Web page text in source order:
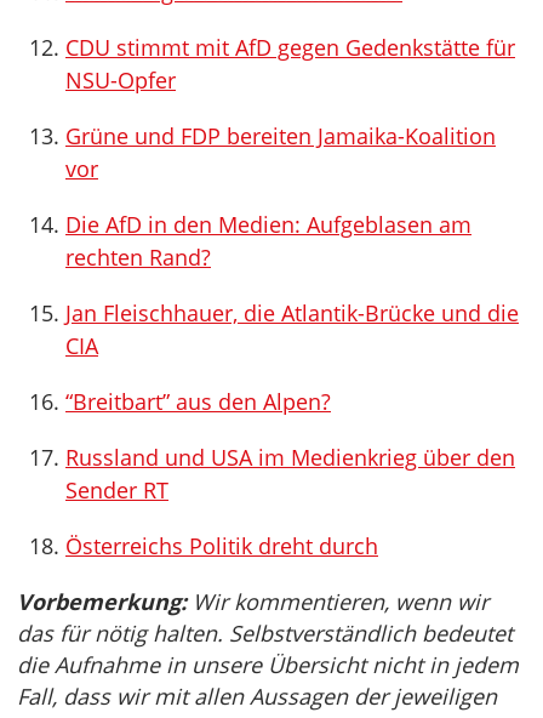
CDU stimmt mit AfD gegen Gedenkstätte für
NSU-Opfer
Grüne und FDP bereiten Jamaika-Koalition
vor
Die AfD in den Medien: Aufgeblasen am
rechten Rand?
Jan Fleischhauer, die Atlantik-Brücke und die
CIA
“Breitbart” aus den Alpen?
Russland und USA im Medienkrieg über den
Sender RT
Österreichs Politik dreht durch
Vorbemerkung:Wir kommentieren, wenn wir
das für nötig halten. Selbstverständlich bedeutet
die Aufnahme in unsere Übersicht nicht in jedem
Fall, dass wir mit allen Aussagen der jeweiligen